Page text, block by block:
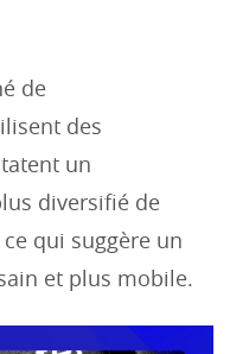
de
des
un
diversifié de
qui suggère un
et plus mobile.